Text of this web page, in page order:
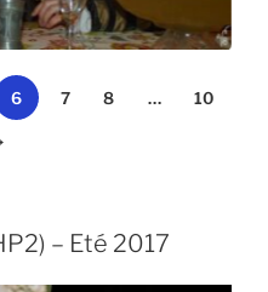
6 7 8 … 10
– Eté 2017